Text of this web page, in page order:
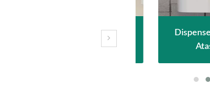
Pengering Tangan Kecepatan
Dispenser
Atas